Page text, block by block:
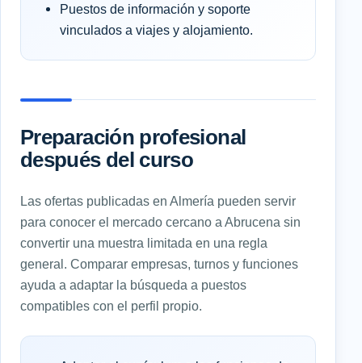
Puestos de información y soporte
vinculados a viajes y alojamiento.
Preparación profesional
después del curso
Las ofertas publicadas en Almería pueden servir
para conocer el mercado cercano a Abrucena sin
convertir una muestra limitada en una regla
general. Comparar empresas, turnos y funciones
ayuda a adaptar la búsqueda a puestos
compatibles con el perfil propio.